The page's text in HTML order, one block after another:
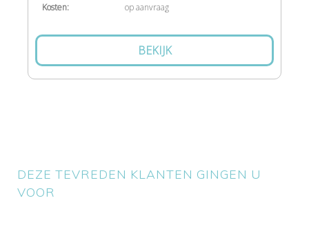
Kosten: op aanvraag
BEKIJK
DEZE TEVREDEN KLANTEN GINGEN U
VOOR